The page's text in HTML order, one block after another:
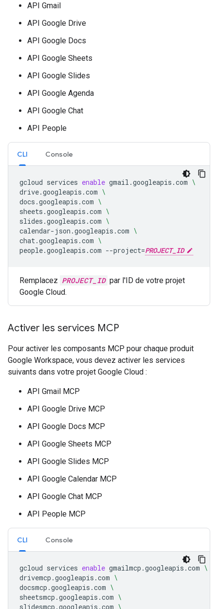
API Gmail
API Google Drive
API Google Docs
API Google Sheets
API Google Slides
API Google Agenda
API Google Chat
API People
CLI Console
gcloud services enable gmail.googleapis.com \
drive.googleapis.com \
docs.googleapis.com \
sheets.googleapis.com \
slides.googleapis.com \
calendar-json.googleapis.com \
chat.googleapis.com \
people.googleapis.com --project=PROJECT_ID
Remplacez PROJECT_ID par l'ID de votre projet
Google Cloud.
Activer les services MCP
Pour activer les composants MCP pour chaque produit
Google Workspace, vous devez activer les services
suivants dans votre projet Google Cloud :
API Gmail MCP
API Google Drive MCP
API Google Docs MCP
API Google Sheets MCP
API Google Slides MCP
API Google Calendar MCP
API Google Chat MCP
API People MCP
CLI Console
gcloud services enable gmailmcp.googleapis.com \
drivemcp.googleapis.com \
docsmcp.googleapis.com \
sheetsmcp.googleapis.com \
slidesmcp.googleapis.com \